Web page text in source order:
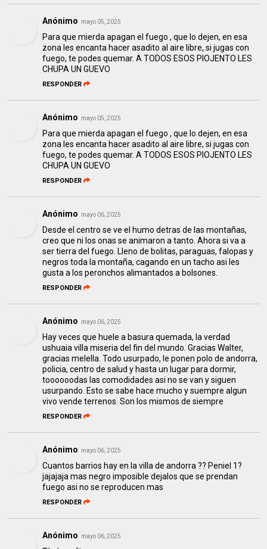
Anónimo mayo 05, 2025
Para que mierda apagan el fuego , que lo dejen, en esa
zona les encanta hacer asadito al aire libre, si jugas con
fuego, te podes quemar. A TODOS ESOS PIOJENTO LES
CHUPA UN GUEVO
RESPONDER
Anónimo mayo 05, 2025
Para que mierda apagan el fuego , que lo dejen, en esa
zona les encanta hacer asadito al aire libre, si jugas con
fuego, te podes quemar. A TODOS ESOS PIOJENTO LES
CHUPA UN GUEVO
RESPONDER
Anónimo mayo 06, 2025
Desde el centro se ve el humo detras de las montañas,
creo que ni los onas se animaron a tanto. Ahora si va a
ser tierra del fuego. Lleno de bolitas, paraguas, falopas y
negros toda la montaña, cagando en un tacho asi les
gusta a los peronchos alimantados a bolsones.
RESPONDER
Anónimo mayo 06, 2025
Hay veces que huele a basura quemada, la verdad
ushuaia villa miseria del fin del mundo. Gracias Walter,
gracias melella. Todo usurpado, le ponen polo de andorra,
policia, centro de salud y hasta un lugar para dormir,
toooooodas las comodidades asi no se van y siguen
usurpando. Esto se sabe hace mucho y suempre algun
vivo vende terrenos. Son los mismos de siempre
RESPONDER
Anónimo mayo 06, 2025
Cuantos barrios hay en la villa de andorra ?? Peniel 1?
jajajaja mas negro imposible dejalos que se prendan
fuego asi no se reproducen mas
RESPONDER
Anónimo mayo 06, 2025